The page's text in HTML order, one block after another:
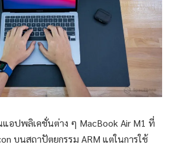
แอปพลิเคชั่นต่าง ๆ MacBook Air M1 ที่
บนสถาปัตยกรรม ARM แต่ในการใช้